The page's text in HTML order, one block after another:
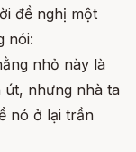
đề nghị một
nói:
nhỏ này là
nhưng nhà ta
nó ở lại trần